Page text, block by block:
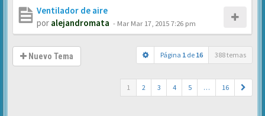
Ventilador de aire
por alejandromata - Mar Mar 17, 2015 7:26 pm
Nuevo Tema Página 1 de 16 388 temas
1 2 3 4 5 … 16